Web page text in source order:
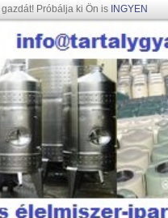
Próbálja ki Ön is INGYEN